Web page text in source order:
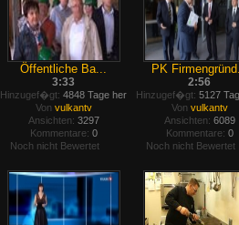
Öffentliche Ba...
3:33
Hinzugef�gt: 4848 Tage her
Von vulkantv
Ansichten: 3297
Kommentare: 0
Noch nicht Bewertet
PK
2:56
Hinzugef�gt: 5127
Von vulkantv
Ansichten: 6089
Kommentare: 0
Noch nicht Bewertet